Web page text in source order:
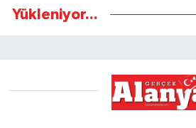
Yükleniyor...